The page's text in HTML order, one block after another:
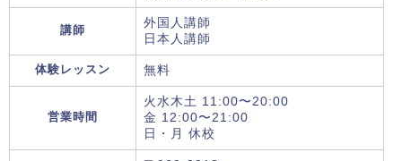
講師
外国人講師
日本人講師
体験レッスン 無料
営業時間
火水木土 11:00〜20:00
金 12:00〜21:00
日・月 休校